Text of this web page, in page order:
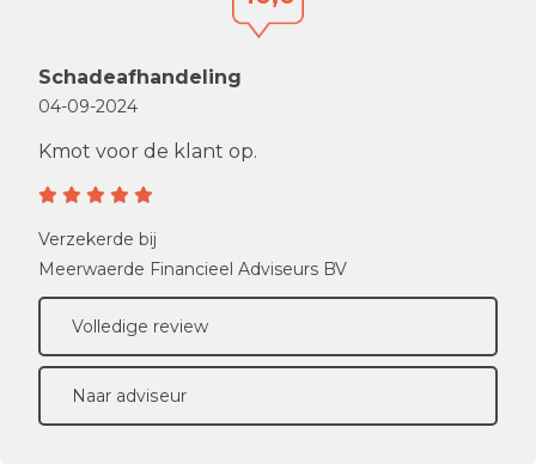
Schadeafhandeling
04-09-2024
Kmot voor de klant op.
Verzekerde bij
Meerwaerde Financieel Adviseurs BV
Volledige review
Naar adviseur